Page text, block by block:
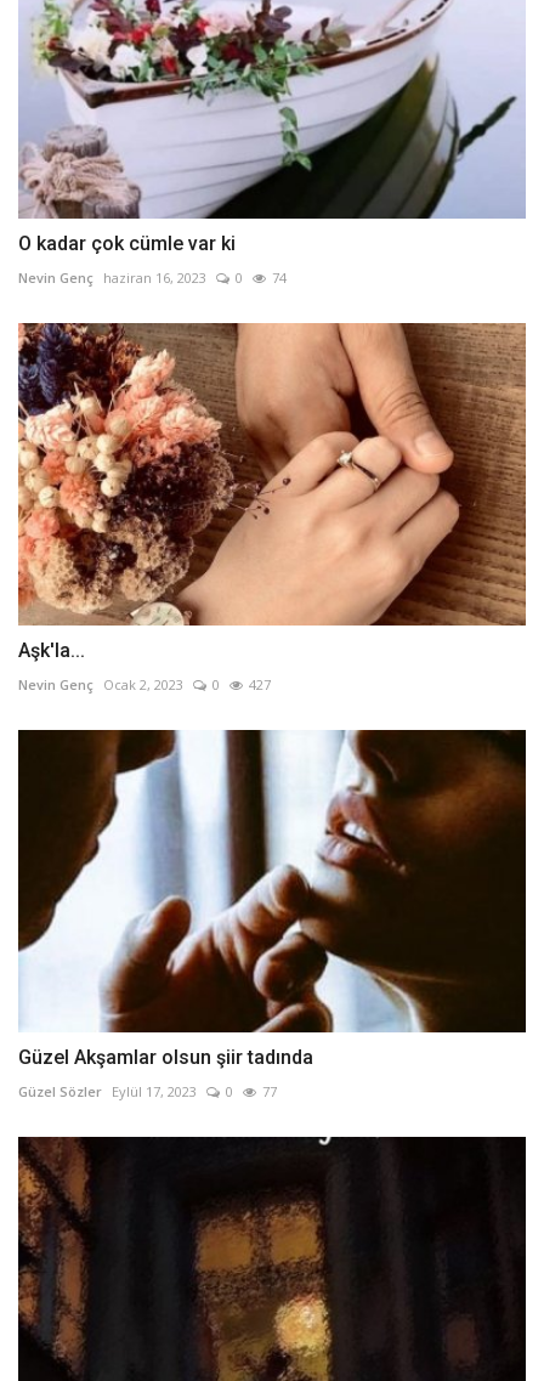
O kadar çok cümle var ki
Nevin Genç haziran 16, 2023 0 74
Aşk'la...
Nevin Genç Ocak 2, 2023 0 427
Güzel Akşamlar olsun şiir tadında
Güzel Sözler Eylül 17, 2023 0 77